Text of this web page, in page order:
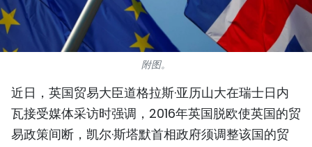
友谊桥梁
史海
图表新闻
图库
附图。
近日，英国贸易大臣道格拉斯·亚历山大在瑞士日内
瓦接受媒体采访时强调，2016年英国脱欧使英国的贸
易政策间断，凯尔·斯塔默首相政府须调整该国的贸